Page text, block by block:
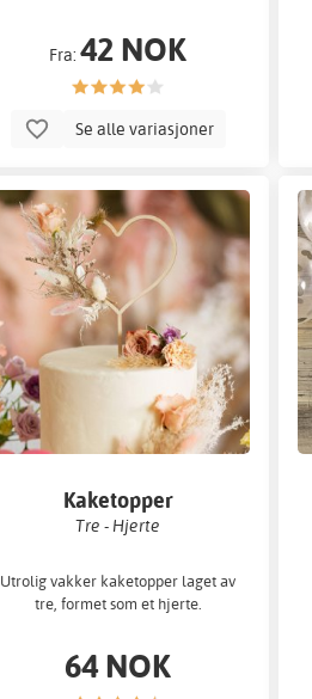
Fra:42 NOK
Se alle variasjoner
Kaketopper
Tre - Hjerte
Utrolig vakker kaketopper laget av
tre, formet som et hjerte.
64 NOK